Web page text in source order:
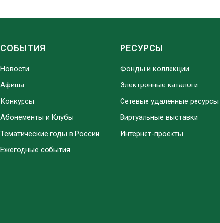
СОБЫТИЯ
Новости
Афиша
Конкурсы
Абонементы и Клубы
Тематические годы в России
Ежегодные события
РЕСУРСЫ
Фонды и коллекции
Электронные каталоги
Сетевые удаленные ресурсы
Виртуальные выставки
Интернет-проекты